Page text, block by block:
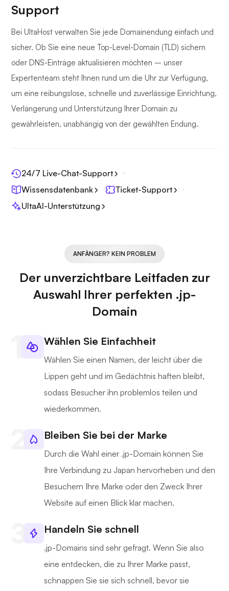
Support
Bei UltaHost verwalten Sie jede Domainendung einfach und
sicher. Ob Sie eine neue Top-Level-Domain (TLD) sichern
oder DNS-Einträge aktualisieren möchten – unser
Expertenteam steht Ihnen rund um die Uhr zur Verfügung,
um eine reibungslose, schnelle und zuverlässige Einrichtung,
Verlängerung und Unterstützung Ihrer Domain zu
gewährleisten, unabhängig von der gewählten Endung.
24/7 Live-Chat-Support
Wissensdatenbank
Ticket-Support
UltaAI-Unterstützung
ANFÄNGER? KEIN PROBLEM
Der unverzichtbare Leitfaden zur
Auswahl Ihrer perfekten .jp-
Domain
Wählen Sie Einfachheit
Wählen Sie einen Namen, der leicht über die
Lippen geht und im Gedächtnis haften bleibt,
sodass Besucher ihn problemlos teilen und
wiederkommen.
Bleiben Sie bei der Marke
Durch die Wahl einer .jp-Domain können Sie
Ihre Verbindung zu Japan hervorheben und den
Besuchern Ihre Marke oder den Zweck Ihrer
Website auf einen Blick klar machen.
Handeln Sie schnell
.jp-Domains sind sehr gefragt. Wenn Sie also
eine entdecken, die zu Ihrer Marke passt,
schnappen Sie sie sich schnell, bevor sie